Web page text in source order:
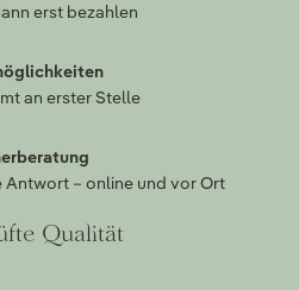
erst bezahlen
an erster Stelle
Antwort – online und vor Ort
Qualität